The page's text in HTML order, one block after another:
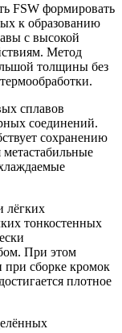
FSW формировать
к образованию
с высокой
Метод
толщины без
сплавов
соединений.
сохранению
лёгких
тонкостенных
При этом
при сборке кромок
плотное